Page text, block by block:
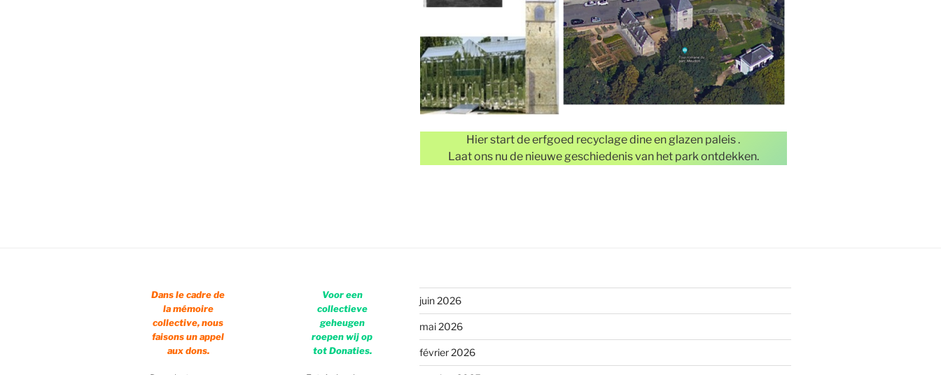
Hier start de erfgoed recyclage dine en glazen paleis .
Laat ons nu de nieuwe geschiedenis van het park ontdekken.
Dans le cadre de
la mémoire
collective, nous
faisons un appel
aux dons.
Voor een
collectieve
geheugen
roepen wij op
tot Donaties.
juin 2026
mai 2026
février 2026